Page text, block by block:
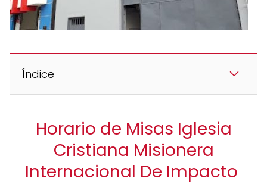
Índice
Horario de Misas Iglesia
Cristiana Misionera
Internacional De Impacto